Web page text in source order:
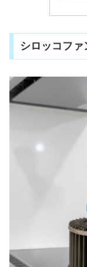
シロッコフ